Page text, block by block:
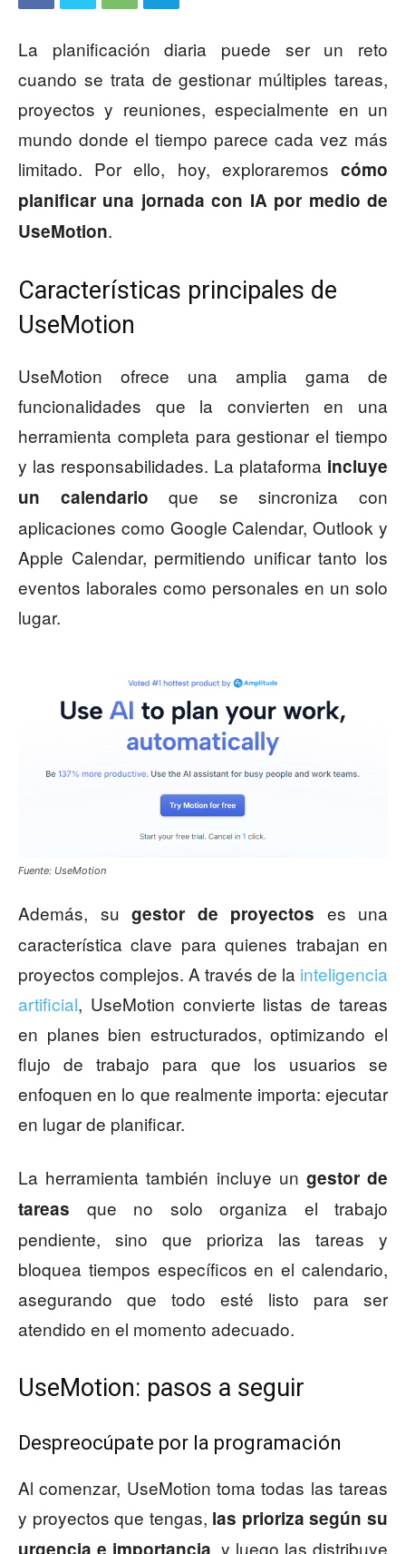
La planificación diaria puede ser un reto
cuando se trata de gestionar múltiples tareas,
proyectos y reuniones, especialmente en un
mundo donde el tiempo parece cada vez más
limitado. Por ello, hoy, exploraremos cómo
planificar una jornada con IA por medio de
UseMotion.
Características principales de
UseMotion
UseMotion ofrece una amplia gama de
funcionalidades que la convierten en una
herramienta completa para gestionar el tiempo
y las responsabilidades. La plataforma incluye
un calendario que se sincroniza con
aplicaciones como Google Calendar, Outlook y
Apple Calendar, permitiendo unificar tanto los
eventos laborales como personales en un solo
lugar.
Fuente: UseMotion
Además, su gestor de proyectos es una
característica clave para quienes trabajan en
proyectos complejos. A través de la inteligencia
artificial, UseMotion convierte listas de tareas
en planes bien estructurados, optimizando el
flujo de trabajo para que los usuarios se
enfoquen en lo que realmente importa: ejecutar
en lugar de planificar.
La herramienta también incluye un gestor de
tareas que no solo organiza el trabajo
pendiente, sino que prioriza las tareas y
bloquea tiempos específicos en el calendario,
asegurando que todo esté listo para ser
atendido en el momento adecuado.
UseMotion: pasos a seguir
Despreocúpate por la programación
Al comenzar, UseMotion toma todas las tareas
y proyectos que tengas, las prioriza según su
, y luego las distribuye